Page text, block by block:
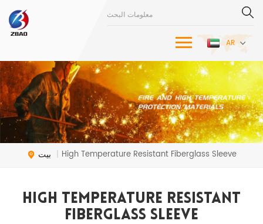
AR
بيت | High Temperature Resistant Fiberglass Sleeve
High Temperature Resistant
Fiberglass Sleeve